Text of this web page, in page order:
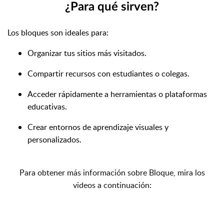
¿Para qué sirven?
Los bloques son ideales para:
Organizar tus sitios más visitados.
Compartir recursos con estudiantes o colegas.
Acceder rápidamente a herramientas o plataformas
educativas.
Crear entornos de aprendizaje visuales y
personalizados.
Para obtener más información sobre Bloque, mira los
videos a continuación: